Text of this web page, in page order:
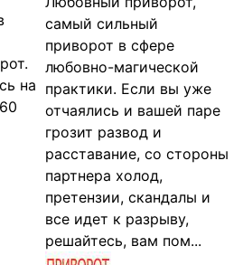
на
самый сильный
приворот в сфере
любовно-магической
практики. Если вы уже
отчаялись и вашей паре
грозит развод и
расставание, со стороны
партнера холод,
претензии, скандалы и
все идет к разрыву,
решайтесь, вам пом...